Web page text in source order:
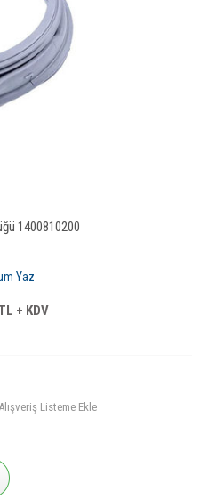
1400810200
Yaz
+ KDV
Alışveriş Listeme Ekle